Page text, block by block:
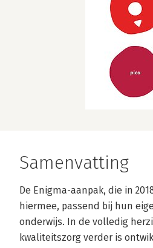
Samenvatting
De Enigma-aanpak, die in
hiermee, passend bij hun
onderwijs. In de volledig
kwaliteitszorg verder is